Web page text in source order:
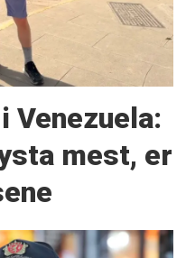
Venezuela:
mest, er